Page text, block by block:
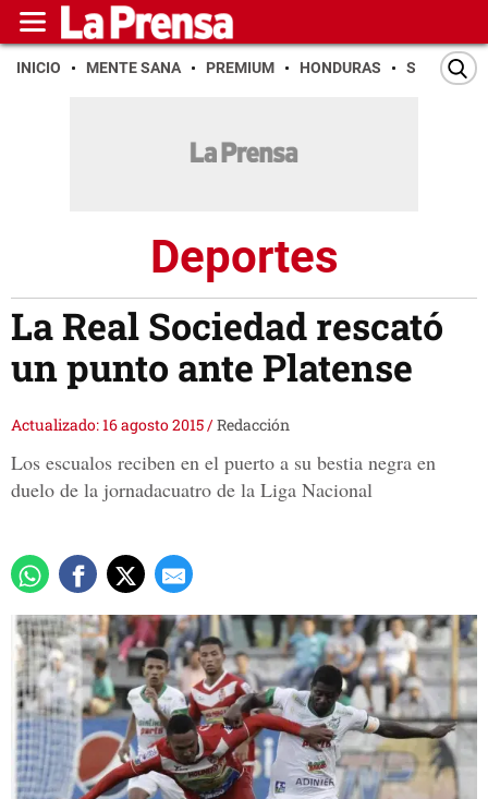
INICIO MENTE SANA PREMIUM HONDURAS SAN PEDRO
Deportes
La Real Sociedad rescató
un punto ante Platense
Actualizado: 16 agosto 2015/Redacción
Los escualos reciben en el puerto a su bestia negra en
duelo de la jornadacuatro de la Liga Nacional